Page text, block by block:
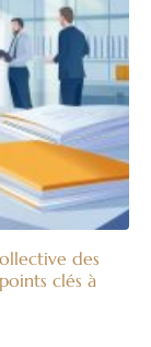
des
clés à